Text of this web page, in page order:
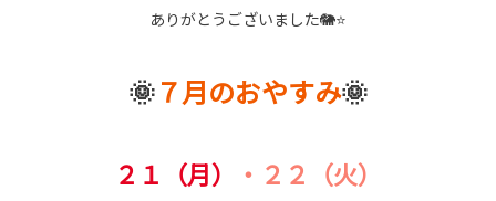
ありがとうございました🐘⭐
🌞７月のおやすみ🌞
２１（月）
・２２（火）